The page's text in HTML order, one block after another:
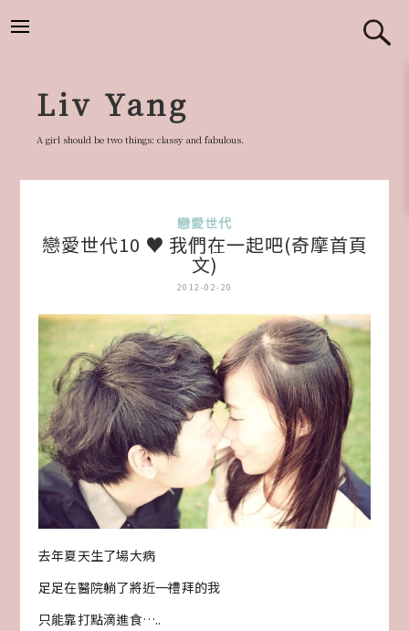
Liv Yang
A girl should be two things: classy and fabulous.
戀愛世代
戀愛世代10 ♥ 我們在一起吧(奇摩首頁
文)
2012-02-20
去年夏天生了場大病
足足在醫院躺了將近一禮拜的我
只能靠打點滴進食…..